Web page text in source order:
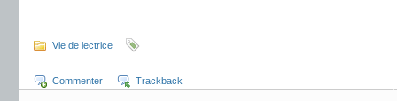
Vie de lectrice
Commenter Trackback